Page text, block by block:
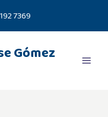
7369
Gómez